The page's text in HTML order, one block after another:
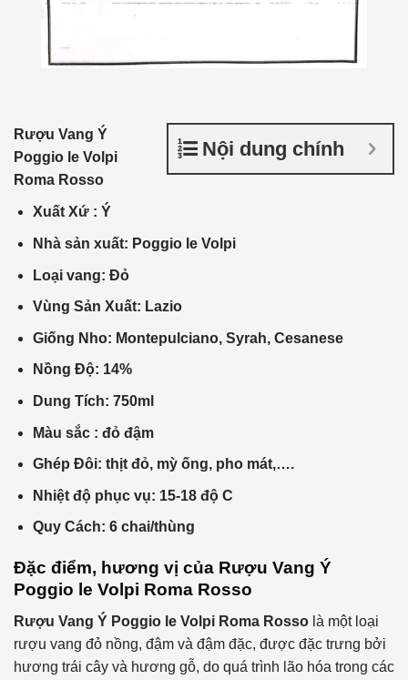
Nội dung chính
Rượu Vang Ý
Poggio le Volpi
Roma Rosso
Xuất Xứ : Ý
Nhàsản xuất: Poggio le Volpi
Loại vang: Đỏ
Vùng Sản Xuất: Lazio
Giống Nho: Montepulciano, Syrah, Cesanese
Nồng Độ: 14%
Dung Tích: 750ml
Màu sắc : đỏđậm
Ghép Đôi: thịtđỏ, mỳ ống, pho mát,….
Nhiệt độ phục vụ: 15-18 độ C
Quy Cách: 6 chai/thùng
Đặc điểm, hương vị của Rượu Vang Ý
Poggio le Volpi Roma Rosso
Rượu Vang Ý Poggio le Volpi Roma Rosso là một loại
rượu vang đỏ nồng, đậm và đậm đặc, được đặc trưng bởi
hương trái cây và hương gỗ, do quá trình lão hóa trong các